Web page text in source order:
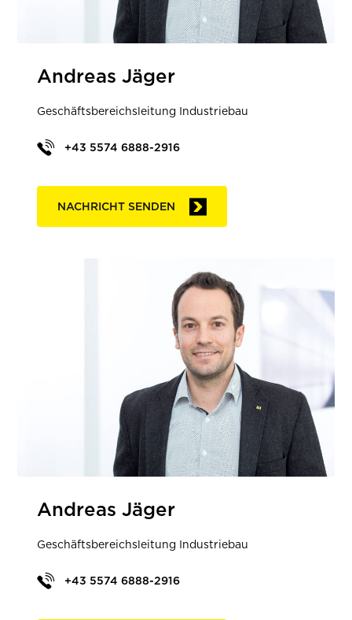
Andreas Jäger
Geschäftsbereichsleitung Industriebau
+43 5574 6888-2916
NACHRICHT SENDEN
Andreas Jäger
Geschäftsbereichsleitung Industriebau
+43 5574 6888-2916